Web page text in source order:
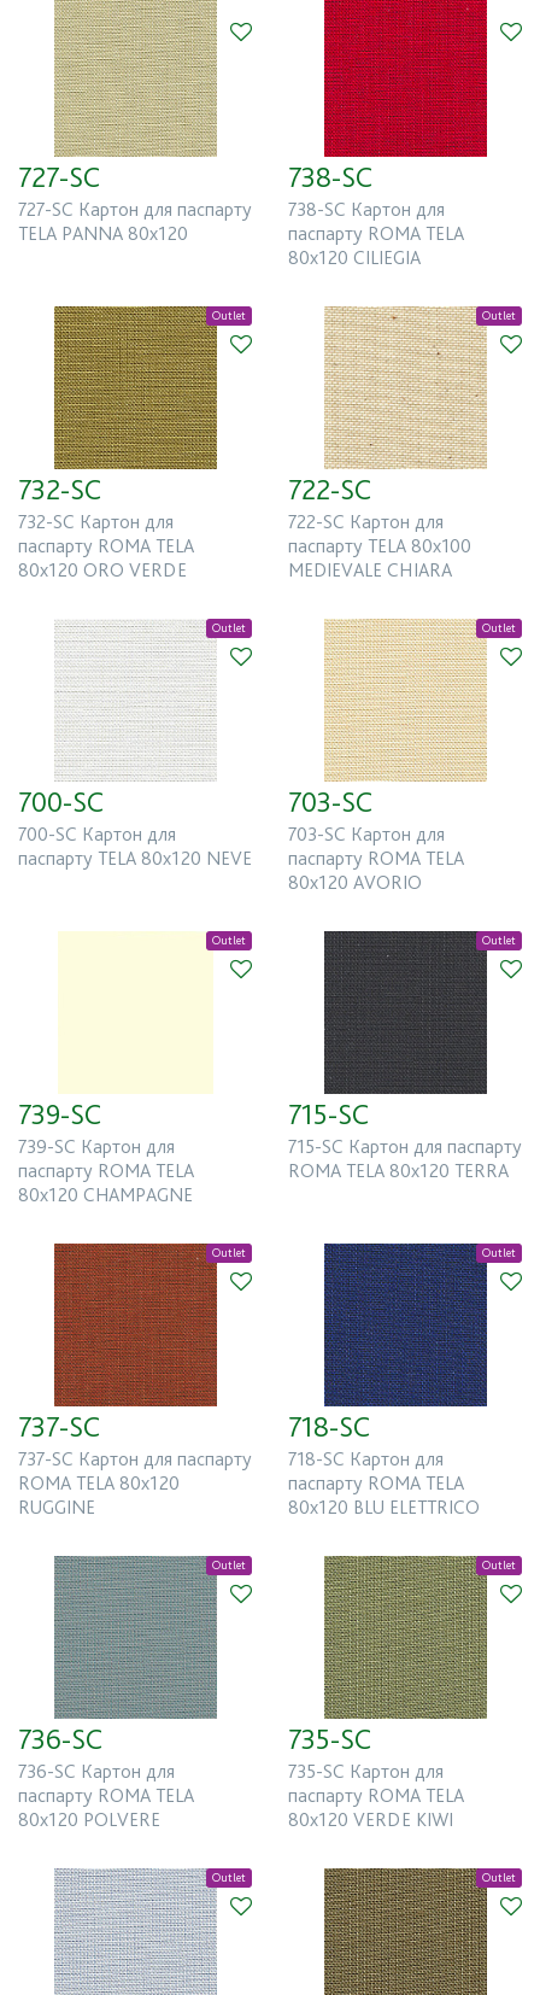
Высота (мм)
Все
OUTLET
Есть в наличии
727-SC
727-SC Картон для паспарту
TELA PANNA 80x120
738-SC
738-SC Картон для
паспарту ROMA TELA
80x120 CILIEGIA
Outlet
732-SC
732-SC Картон для
паспарту ROMA TELA
80x120 ORO VERDE
Outlet
722-SC
722-SC Картон для
паспарту TELA 80x100
MEDIEVALE CHIARA
Outlet
700-SC
700-SC Картон для
паспарту TELA 80x120 NEVE
Outlet
703-SC
703-SC Картон для
паспарту ROMA TELA
80x120 AVORIO
Outlet
739-SC
739-SC Картон для
паспарту ROMA TELA
80x120 CHAMPAGNE
Outlet
715-SC
715-SC Картон для паспарту
ROMA TELA 80x120 TERRA
Outlet
737-SC
737-SC Картон для паспарту
ROMA TELA 80x120
RUGGINE
Outlet
718-SC
718-SC Картон для
паспарту ROMA TELA
80x120 BLU ELETTRICO
Outlet
736-SC
736-SC Картон для
паспарту ROMA TELA
80x120 POLVERE
Outlet
735-SC
735-SC Картон для
паспарту ROMA TELA
80x120 VERDE KIWI
Outlet Outlet